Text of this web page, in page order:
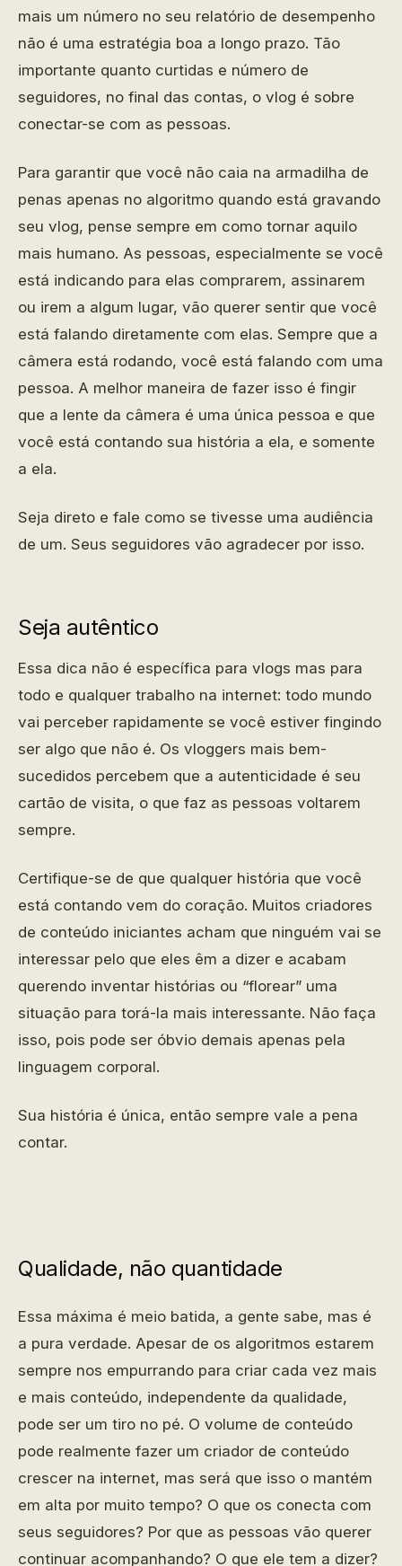
mais um número no seu relatório de desempenho
não é uma estratégia boa a longo prazo. Tão
importante quanto curtidas e número de
seguidores, no final das contas, o vlog é sobre
conectar-se com as pessoas.
Para garantir que você não caia na armadilha de
penas apenas no algoritmo quando está gravando
seu vlog, pense sempre em como tornar aquilo
mais humano. As pessoas, especialmente se você
está indicando para elas comprarem, assinarem
ou irem a algum lugar, vão querer sentir que você
está falando diretamente com elas. Sempre que a
câmera está rodando, você está falando com uma
pessoa. A melhor maneira de fazer isso é fingir
que a lente da câmera é uma única pessoa e que
você está contando sua história a ela, e somente
a ela.
Seja direto e fale como se tivesse uma audiência
de um. Seus seguidores vão agradecer por isso.
Seja autêntico
Essa dica não é específica para vlogs mas para
todo e qualquer trabalho na internet: todo mundo
vai perceber rapidamente se você estiver fingindo
ser algo que não é. Os vloggers mais bem-
sucedidos percebem que a autenticidade é seu
cartão de visita, o que faz as pessoas voltarem
sempre.
Certifique-se de que qualquer história que você
está contando vem do coração. Muitos criadores
de conteúdo iniciantes acham que ninguém vai se
interessar pelo que eles êm a dizer e acabam
querendo inventar histórias ou “florear” uma
situação para torá-la mais interessante. Não faça
isso, pois pode ser óbvio demais apenas pela
linguagem corporal.
Sua história é única, então sempre vale a pena
contar.
Qualidade, não quantidade
Essa máxima é meio batida, a gente sabe, mas é
a pura verdade. Apesar de os algoritmos estarem
sempre nos empurrando para criar cada vez mais
e mais conteúdo, independente da qualidade,
pode ser um tiro no pé. O volume de conteúdo
pode realmente fazer um criador de conteúdo
crescer na internet, mas será que isso o mantém
em alta por muito tempo? O que os conecta com
seus seguidores? Por que as pessoas vão querer
continuar acompanhando? O que ele tem a dizer?